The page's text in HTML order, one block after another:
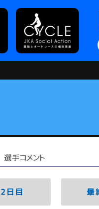
選手コメント
2日目 最